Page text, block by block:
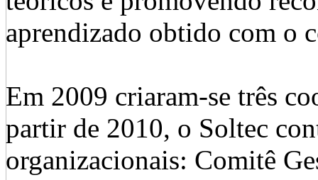
aprendizado obtido com o
Em 2009 criaram-se três
partir de 2010, o Soltec
organizacionais: Comitê